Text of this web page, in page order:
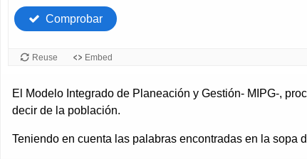
El Modelo Integrado de Planeación y Gestión- MIPG-,
decir de la población.
Teniendo en cuenta las palabras encontradas en la sopa